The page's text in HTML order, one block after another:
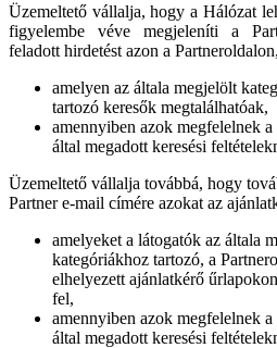
Üzemeltető vállalja, hogy a Hálózat
figyelembe véve megjeleníti a
feladott hirdetést azon a Partneroldalon,
amelyen az általa megjelölt
tartozó keresők megtalálhatóak,
amennyiben azok megfelelnek
által megadott keresési
Üzemeltető vállalja továbbá, hogy
Partner e-mail címére azokat az
amelyeket a látogatók az általa
kategóriákhoz tartozó, a
elhelyezett ajánlatkérő
fel,
amennyiben azok megfelelnek
által megadott keresési